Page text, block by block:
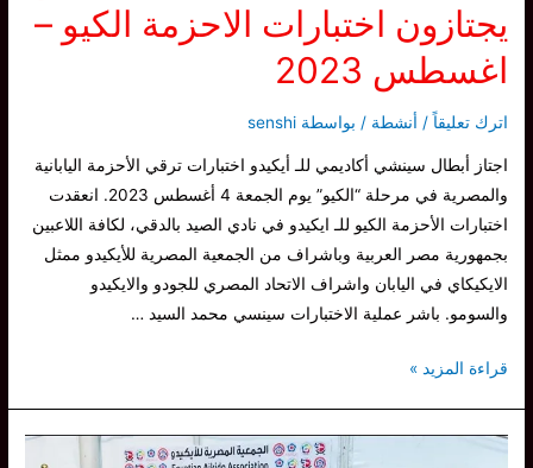
يجتازون اختبارات الاحزمة الكيو –
اغسطس 2023
اترك تعليقاً / أنشطة / بواسطة senshi
اجتاز أبطال سينشي أكاديمي للـ أيكيدو اختبارات ترقي الأحزمة اليابانية
والمصرية في مرحلة “الكيو” يوم الجمعة 4 أغسطس 2023. انعقدت
اختبارات الأحزمة الكيو للـ ايكيدو في نادي الصيد بالدقي، لكافة اللاعبين
بجمهورية مصر العربية وباشراف من الجمعية المصرية للأيكيدو ممثل
الايكيكاي في اليابان واشراف الاتحاد المصري للجودو والايكيدو
والسومو. باشر عملية الاختبارات سينسي محمد السيد …
أبطال
قراءة المزيد »